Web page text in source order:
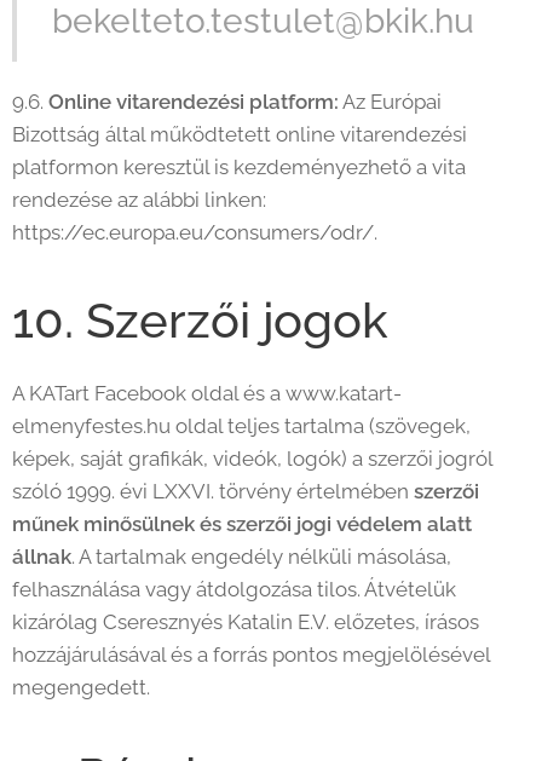
bekelteto.testulet@bkik.hu
9.6. Online vitarendezési platform: Az Európai
Bizottság által működtetett online vitarendezési
platformon keresztül is kezdeményezhető a vita
rendezése az alábbi linken:
https://ec.europa.eu/consumers/odr/.
10. Szerzői jogok
A KATart Facebook oldal és a www.katart-
elmenyfestes.hu oldal teljes tartalma (szövegek,
képek, saját grafikák, videók, logók) a szerzői jogról
szóló 1999. évi LXXVI. törvény értelmében szerzői
műnek minősülnek és szerzői jogi védelem alatt
állnak. A tartalmak engedély nélküli másolása,
felhasználása vagy átdolgozása tilos. Átvételük
kizárólag Cseresznyés Katalin E.V. előzetes, írásos
hozzájárulásával és a forrás pontos megjelölésével
megengedett.